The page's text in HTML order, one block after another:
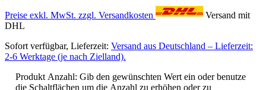
Preise exkl. MwSt. zzgl. Versandkosten
Versand mit
DHL
Sofort verfügbar, Lieferzeit: Versand aus Deutschland – Lieferzeit:
2-6 Werktage (je nach Zielland).
Produkt Anzahl: Gib den gewünschten Wert ein oder benutze
die Schaltflächen um die Anzahl zu erhöhen oder zu